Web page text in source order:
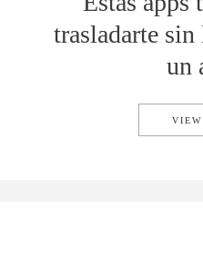
trasladarte sin
un
VIEW